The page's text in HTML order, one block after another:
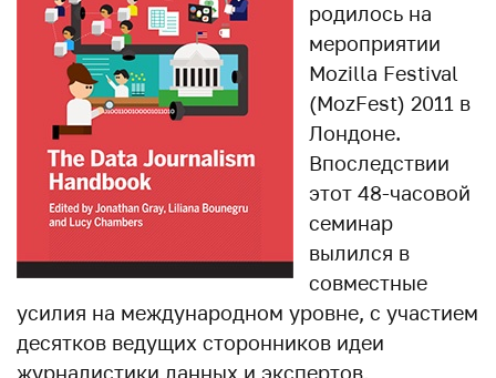
родилось на
мероприятии
Mozilla Festival
(MozFest) 2011 в
Лондоне.
Впоследствии
этот 48-часовой
семинар
вылился в
совместные
усилия на международном уровне, с участием
десятков ведущих сторонников идеи
журналистики данных и экспертов,